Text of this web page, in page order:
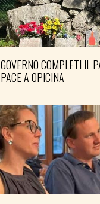
GOVERNO COMPLETI IL
PACE A OPICINA